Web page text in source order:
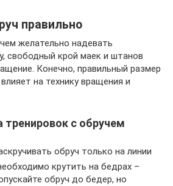
правильно
желательно надевать
свободный крой маек и штанов
Конечно, правильный размер
на технику вращения и
тренировок с обручем
обруч только на линии
крутить на бедрах –
обруч до бедер, но